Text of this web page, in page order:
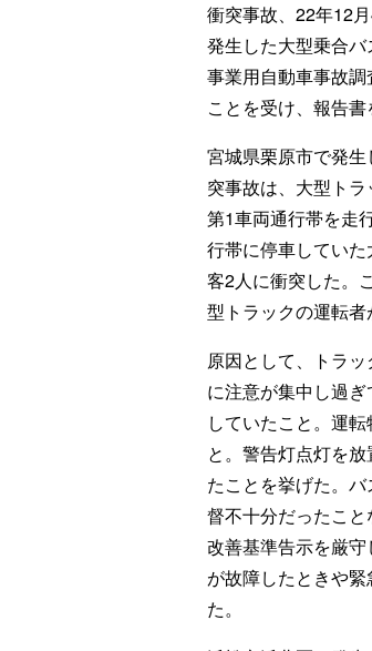
衝突事故、22年12
発生した大型乗合
事業用自動車事故
ことを受け、報告書
宮城県栗原市で発
突事故は、大型ト
第1車両通行帯を走
行帯に停車してい
客2人に衝突した。
型トラックの運転者
原因として、トラ
に注意が集中し過
していたこと。運
と。警告灯点灯を
たことを挙げた。
督不十分だったこ
改善基準告示を厳
が故障したときや
た。